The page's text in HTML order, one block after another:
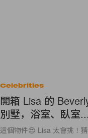
Celebrities
開箱 Lisa 的
別墅，浴室、臥室
這個物件😍 Lisa 太會挑！